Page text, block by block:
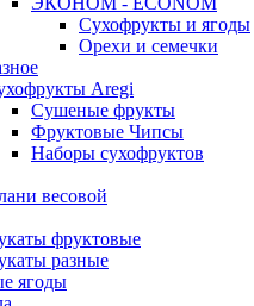
Сухофрукты и ягоды
Орехи и семечки
Aregi
Сушеные фрукты
Фруктовые Чипсы
Наборы сухофруктов
весовой
фруктовые
разные
ягоды